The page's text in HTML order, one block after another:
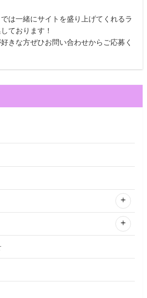
では一緒にサイトを盛り上げてくれるラ
ております！
きな方ぜひお問い合わせからご応募く